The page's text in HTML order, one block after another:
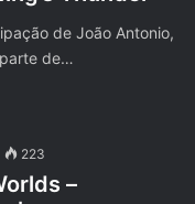
de João Antonio,
de…
223
–